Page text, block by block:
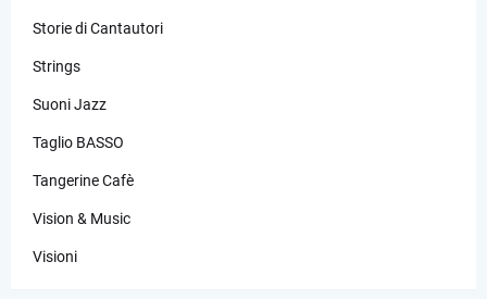
Storie di Cantautori
Strings
Suoni Jazz
Taglio BASSO
Tangerine Cafè
Vision & Music
Visioni